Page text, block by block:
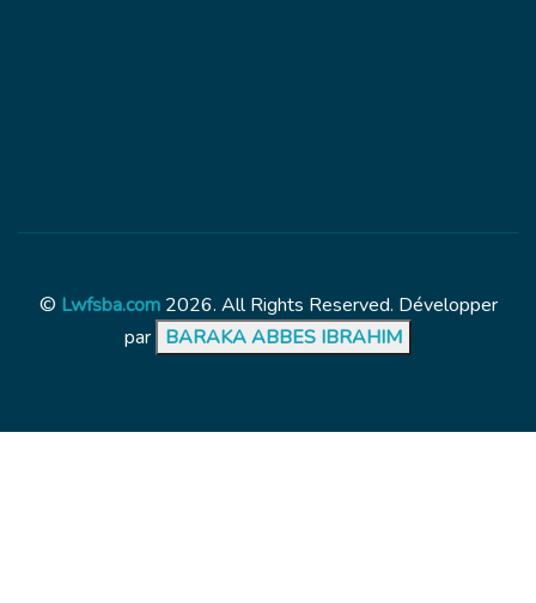
© Lwfsba.com 2026. All Rights Reserved. Développer
par BARAKA ABBES IBRAHIM